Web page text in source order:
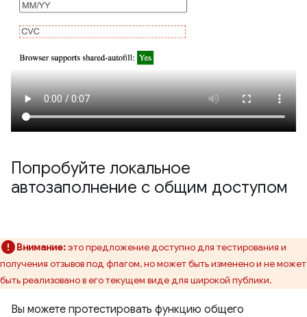
Попробуйте локальное
автозаполнение с общим доступом
Внимание:это предложение доступно для тестирования и
получения отзывов под флагом, но может быть изменено и не может
быть реализовано в его текущем виде для широкой публики.
Вы можете протестировать функцию общего